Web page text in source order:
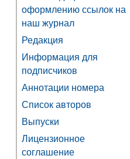
оформлению ссылок на
наш журнал
Редакция
Информация для
подписчиков
Аннотации номера
Список авторов
Выпуски
Лицензионное
соглашение